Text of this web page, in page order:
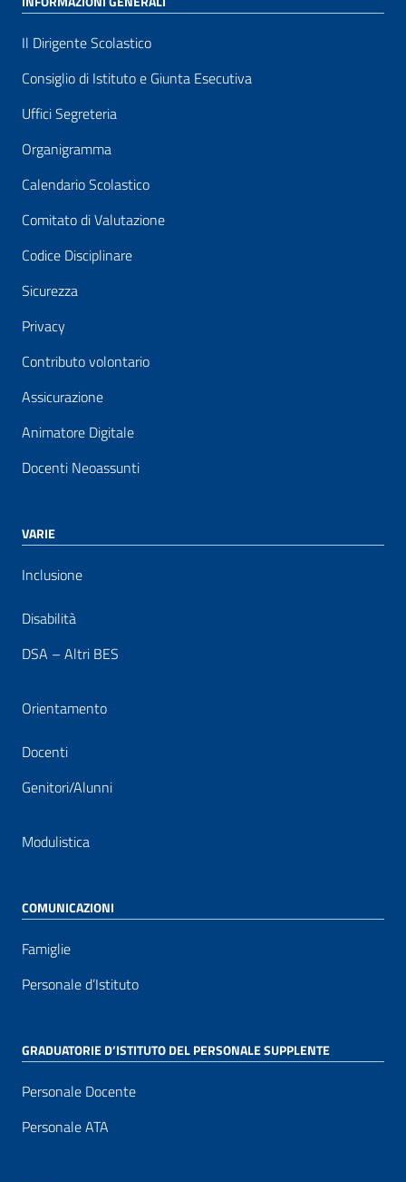
Il Dirigente Scolastico
Consiglio di Istituto e Giunta Esecutiva
Uffici Segreteria
Organigramma
Calendario Scolastico
Comitato di Valutazione
Codice Disciplinare
Sicurezza
Privacy
Contributo volontario
Assicurazione
Animatore Digitale
Docenti Neoassunti
VARIE
Inclusione
Disabilità
DSA – Altri BES
Orientamento
Docenti
Genitori/Alunni
Modulistica
COMUNICAZIONI
Famiglie
Personale d’Istituto
GRADUATORIE D’ISTITUTO DEL PERSONALE SUPPLENTE
Personale Docente
Personale ATA